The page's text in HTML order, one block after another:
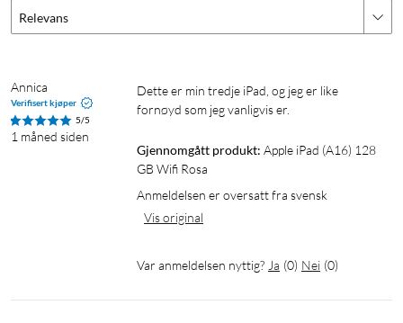
Lås opp og betal med Touch ID
og gjennomføre betalinger på en sikker måte med Apple Pay.
Juridisk informajson
Tilbehør selges separat, og tilgjengeligheten kan variere.
Kompatibilitet varierer avhengig av generasjon. Apper er
tilgjengelige i App Store. Hvilke som er tilgjengelige, kan bli
Skjermen har avrundede hjørner. Målt diagonalt er 11-
tommers iPad 10,86 tommer. Den synlige skjermflaten er
Relevans
Annica
Verifisert kjøper
5/5
1 måned siden
Dette er min tredje iPad, og jeg er like
fornøyd som jeg vanligvis er.
Gjennomgått produkt: Apple iPad (A16) 128
GB Wifi Rosa
Anmeldelsen er oversatt fra svensk
Vis original
Var anmeldelsen nyttig? Ja (0) Nei (0)